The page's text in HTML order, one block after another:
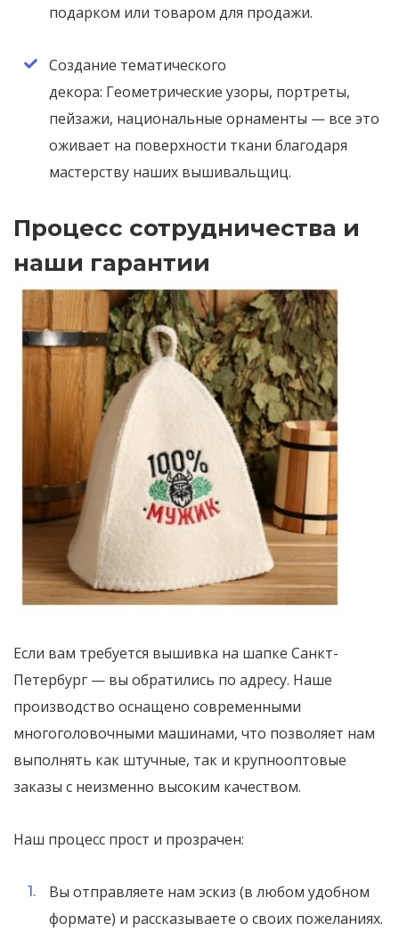
подарком или товаром для продажи.
Создание тематического
декора: Геометрические узоры, портреты,
пейзажи, национальные орнаменты — все это
оживает на поверхности ткани благодаря
мастерству наших вышивальщиц.
Процесс сотрудничества и
наши гарантии
Если вам требуется вышивка на шапке Санкт-
Петербург — вы обратились по адресу. Наше
производство оснащено современными
многоголовочными машинами, что позволяет нам
выполнять как штучные, так и крупнооптовые
заказы с неизменно высоким качеством.
Наш процесс прост и прозрачен:
Вы отправляете нам эскиз (в любом удобном
формате) и рассказываете о своих пожеланиях.